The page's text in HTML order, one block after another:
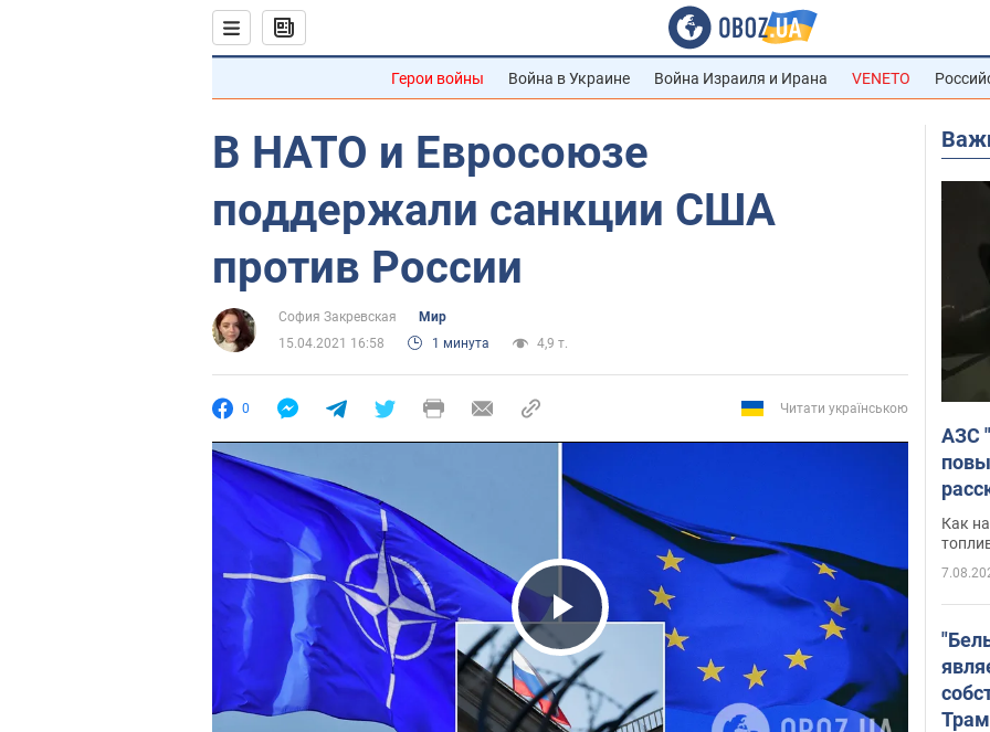
Герои войны Война в Украине Война Израиля и Ирана VENETO
В НАТО и Евросоюзе
поддержали санкции США
против России
София Закревская
Мир
15.04.2021 16:58
1 минута 4,9 т.
0 Читати українською
Play Video
АЗС
Как